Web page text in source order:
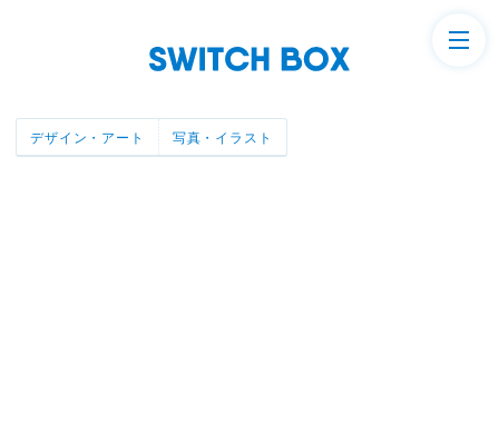
デザイン・アート 写真・イラスト